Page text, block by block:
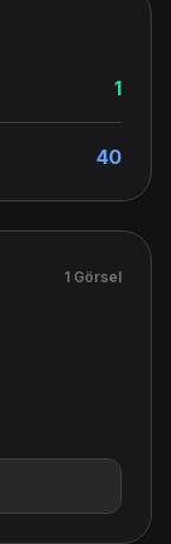
1
40
1 Görsel